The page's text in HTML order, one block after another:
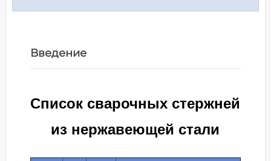
Введение
Список сварочных стержней
из нержавеющей стали